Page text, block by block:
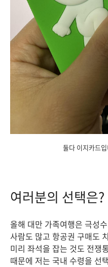
둘다 이지카드
여러분의 선택은?
올해 대만 가족여행은 극성
사람도 많고 항공권 구매도
미리 좌석을 잡는 것도 전쟁
때문에 저는 국내 수령을 선